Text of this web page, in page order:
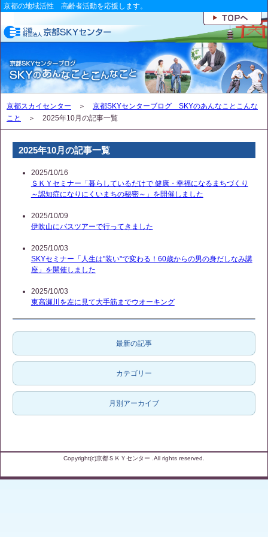
京都の地域活性 高齢者活動を応援します。
京都スカイセンター ＞ 京都SKYセンターブログ SKYのあんなことこんな
こと
＞ 2025年10月の記事一覧
2025年10月の記事一覧
2025/10/16
ＳＫＹセミナー「暮らしているだけで 健康・幸福になるまちづくり
～認知症になりにくいまちの秘密～」を開催しました
2025/10/09
伊吹山にバスツアーで行ってきました
2025/10/03
SKYセミナー「人生は"装い"で変わる！60歳からの男の身だしなみ講
座」を開催しました
2025/10/03
東高瀬川を左に見て大手筋までウオーキング
最新の記事
カテゴリー
月別アーカイブ
Copyright(c)京都ＳＫＹセンター .All rights reserved.